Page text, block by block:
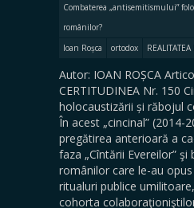
Combaterea „antisemitismului”
românilor?
Ioan Roșca
ortodox
Autor: IOAN ROȘCA
CERTITUDINEA Nr. 150
holocaustizării și răbojul
În acest „cincinal” (2014-
pregătirea anterioară a
faza „Cîntării Evereilor”
românilor care le-au
ritualuri publice
cohorta